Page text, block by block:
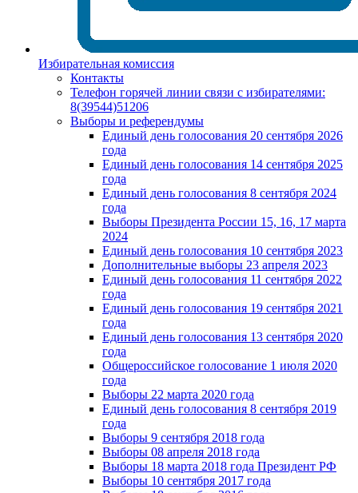
Избирательная комиссия
Контакты
Телефон горячей линии связи с избирателями:
8(39544)51206
Выборы и референдумы
Единый день голосования 20 сентября 2026
года
Единый день голосования 14 сентября 2025
года
Единый день голосования 8 сентября 2024
года
Выборы Президента России 15, 16, 17 марта
2024
Единый день голосования 10 сентября 2023
Дополнительные выборы 23 апреля 2023
Единый день голосования 11 сентября 2022
года
Единый день голосования 19 сентября 2021
года
Единый день голосования 13 сентября 2020
года
Общероссийское голосование 1 июля 2020
года
Выборы 22 марта 2020 года
Единый день голосования 8 сентября 2019
года
Выборы 9 сентября 2018 года
Выборы 08 апреля 2018 года
Выборы 18 марта 2018 года Президент РФ
Выборы 10 сентября 2017 года